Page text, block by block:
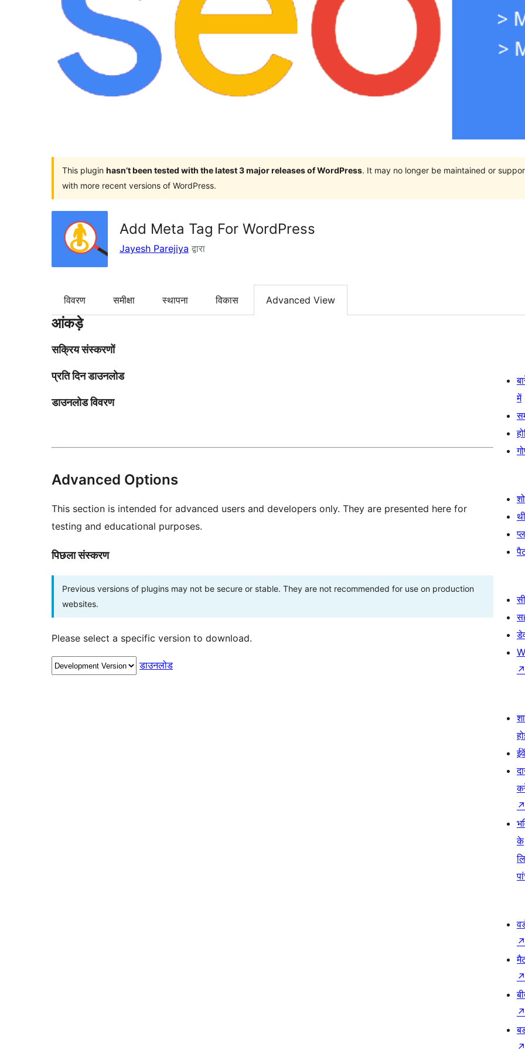
This plugin hasn’t been tested with the latest 3 major releases of WordPress. It may no longer be maintained or
with more recent versions of WordPress.
Add Meta Tag For WordPress
Jayesh Parejiya द्वारा
विवरण समीक्षा स्थापना विकास Advanced View
आंकड़े
सक्रिय संस्करणों
प्रति दिन डाउनलोड
डाउनलोड विवरण
Advanced Options
This section is intended for advanced users and developers only. They are presented here for
testing and educational purposes.
पिछला संस्करण
Previous versions of plugins may not be secure or stable. They are not recommended for use on production
websites.
Please select a specific version to download.
डाउनलोड
में
↗
↗
के
↗
↗
↗
↗